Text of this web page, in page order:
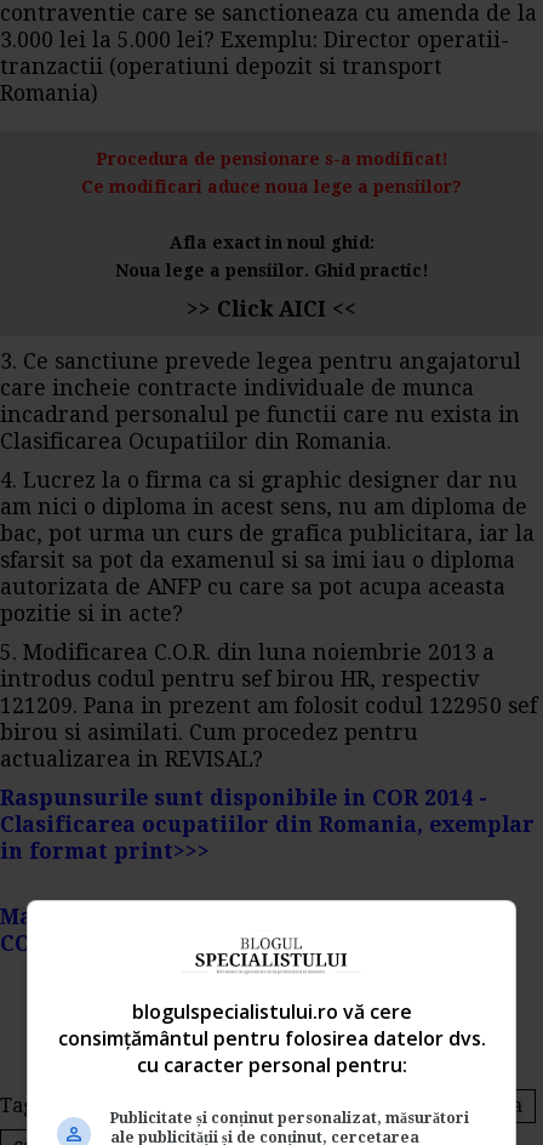
contraventie care se sanctioneaza cu amenda de la
3.000 lei la 5.000 lei? Exemplu: Director operatii-
tranzactii (operatiuni depozit si transport
Romania)
Procedura de pensionare s-a modificat!
Ce modificari aduce noua lege a pensiilor?
Afla exact in noul ghid:
Noua lege a pensiilor. Ghid practic!
>> Click AICI <<
3. Ce sanctiune prevede legea pentru angajatorul
care incheie contracte individuale de munca
incadrand personalul pe functii care nu exista in
Clasificarea Ocupatiilor din Romania.
4. Lucrez la o firma ca si graphic designer dar nu
am nici o diploma in acest sens, nu am diploma de
bac, pot urma un curs de grafica publicitara, iar la
sfarsit sa pot da examenul si sa imi iau o diploma
autorizata de ANFP cu care sa pot acupa aceasta
pozitie si in acte?
5. Modificarea C.O.R. din luna noiembrie 2013 a
introdus codul pentru sef birou HR, respectiv
121209. Pana in prezent am folosit codul 122950 sef
birou si asimilati. Cum procedez pentru
actualizarea in REVISAL?
Raspunsurile sunt disponibile in COR 2014 -
Clasificarea ocupatiilor din Romania, exemplar
in format print>>>
Mai multe informatii despre structura noua a
COR 2014 aici>>>
Tags: COR 2014
Clasificarea ocupatiilor din Romania
blogulspecialistului.ro vă cere
consimțământul pentru folosirea datelor dvs.
cu caracter personal pentru:
Publicitate și conținut personalizat, măsurători
ale publicității și de conținut, cercetarea